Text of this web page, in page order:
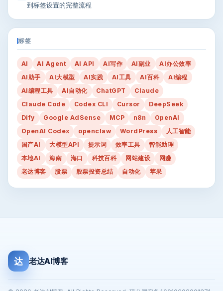
到标签设置的完整流程
标签
AI AI Agent AI API AI写作 AI副业
AI办公效率
AI助手
AI大模型 AI实践 AI工具 AI百科
AI编程
AI编程工具
AI自动化 ChatGPT
Claude
Claude Code
Codex CLI Cursor
DeepSeek
Dify
Google AdSense MCP n8n
OpenAI
OpenAI Codex
openclaw WordPress
人工智能
国产AI
大模型API 提示词 效率工具
智能助理
本地AI
海南 海口 科技百科 网站建设
网赚
老达博客
股票 股票投资总结 自动化 苹果
达 老达AI博客